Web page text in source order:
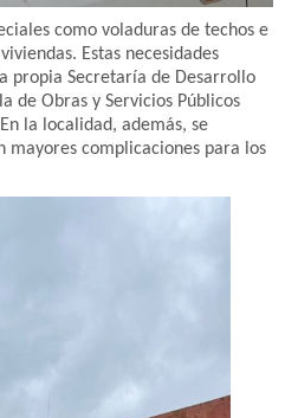
como voladuras de techos e
Estas necesidades
propia Secretaría de Desarrollo
de Obras y Servicios Públicos
la localidad, además, se
mayores complicaciones para los